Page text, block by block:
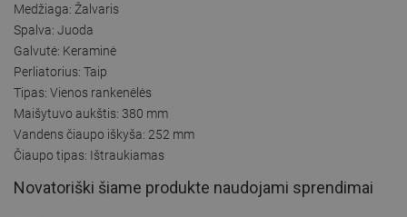
Medžiaga: Žalvaris
Spalva: Juoda
Galvutė: Keraminė
Perliatorius: Taip
Tipas: Vienos rankenėlės
Maišytuvo aukštis: 380 mm
Vandens čiaupo iškyša: 252 mm
Čiaupo tipas: Ištraukiamas
Novatoriški šiame produkte naudojami sprendimai